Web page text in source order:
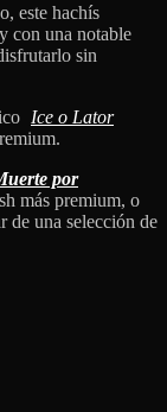
este hachís
con una notable
sin
Ice o Lator
por
más premium, o
de una selección de